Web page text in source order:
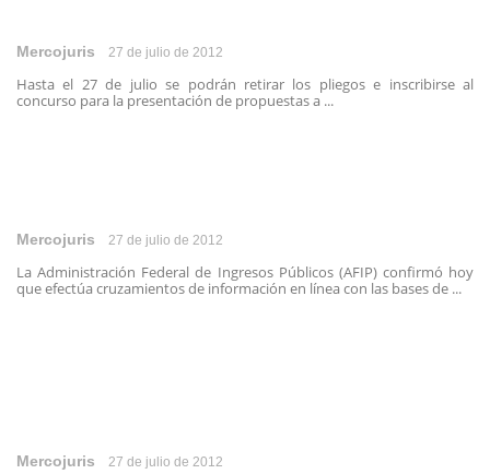
Mercojuris 27 de julio de 2012
Hasta el 27 de julio se podrán retirar los pliegos e inscribirse al
concurso para la presentación de propuestas a ...
Mercojuris 27 de julio de 2012
La Administración Federal de Ingresos Públicos (AFIP) confirmó hoy
que efectúa cruzamientos de información en línea con las bases de ...
Mercojuris 27 de julio de 2012